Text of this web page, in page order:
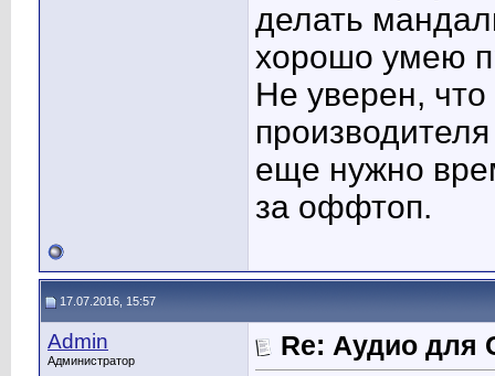
делать
хорошо умею
Не уверен, что
еще нужно
за оффтоп.
17.07.2016, 15:57
Admin
Администратор Re: Аудио для